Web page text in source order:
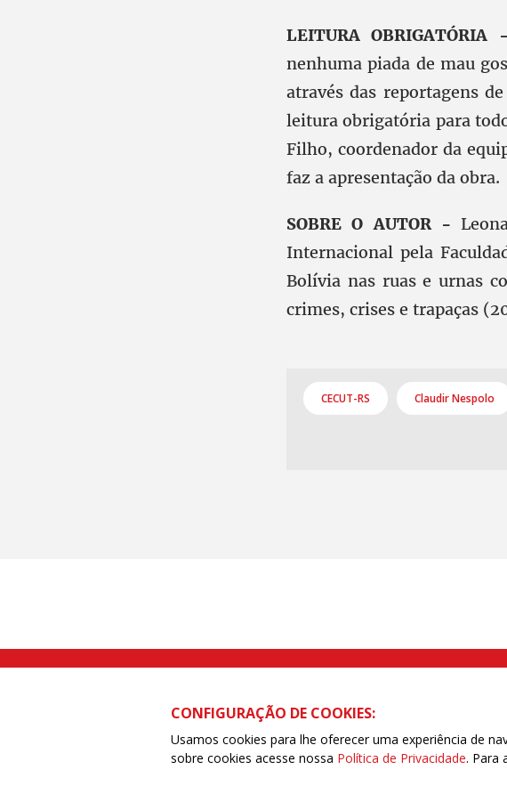
LEITURA OBRIGATÓRIA -
nenhuma piada de mau
através das reportagens
leitura obrigatória para
Filho, coordenador da
faz a apresentação da obra.
SOBRE O AUTOR -
Internacional pela
Bolívia nas ruas e urnas
crimes, crises e trapaças
CECUT-RS Claudir Nespolo
Rua Caetano Pinto nº 575 CEP 03041-000 Brás, São
CONFIGURAÇÃO DE COOKIES:
Usamos cookies para lhe oferecer uma experiência de
sobre cookies acesse nossa Política de Privacidade. Para